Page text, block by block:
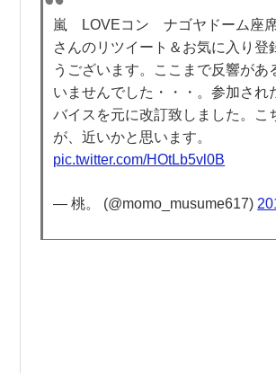
嵐 LOVEコン ナゴヤドーム座
さんのリツイート＆お気に入り登
うございます。ここまで反響があ
いませんでした・・・。参加され
バイスを元に改訂致しました。こ
が、近いかと思います。
pic.twitter.com/HOtLb5vl0B
— 桃。 (@momo_musume617)